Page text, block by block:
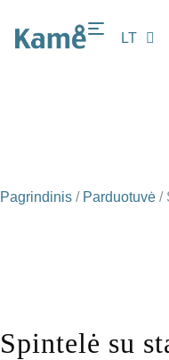
LT
EN
Pagrindinis / Parduotuvė /
Spintelė su